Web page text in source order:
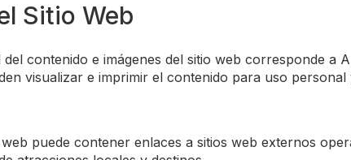
Sitio Web
del contenido e imágenes del sitio web corresponde a
visualizar e imprimir el contenido para uso
puede contener enlaces a sitios web externos